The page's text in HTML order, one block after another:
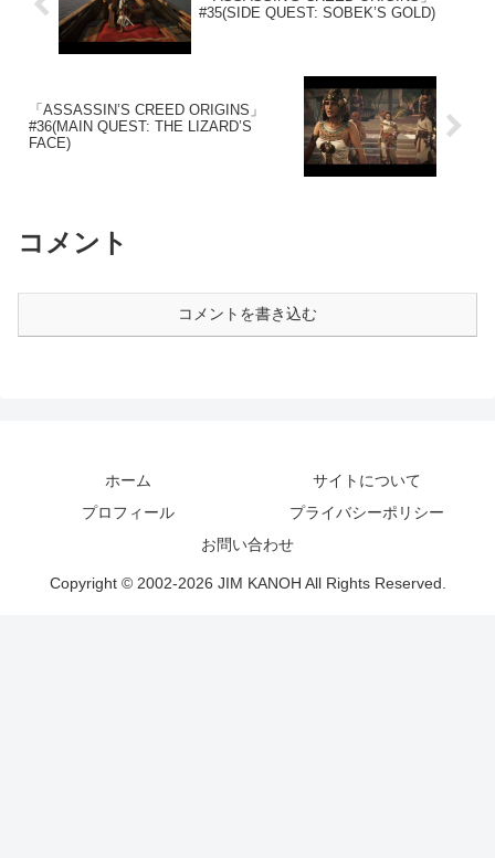
#35(SIDE QUEST: SOBEK’S GOLD)
「ASSASSIN’S CREED ORIGINS」
#36(MAIN QUEST: THE LIZARD’S
FACE)
コメント
コメントを書き込む
ホーム
サイトについて
プロフィール
プライバシーポリシー
お問い合わせ
Copyright © 2002-2026 JIM KANOH All Rights Reserved.